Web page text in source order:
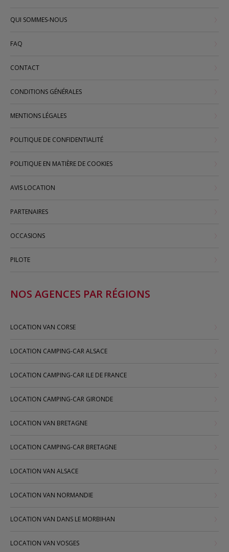
QUI SOMMES-NOUS
FAQ
CONTACT
CONDITIONS GÉNÉRALES
MENTIONS LÉGALES
POLITIQUE DE CONFIDENTIALITÉ
POLITIQUE EN MATIÈRE DE COOKIES
AVIS LOCATION
PARTENAIRES
OCCASIONS
PILOTE
NOS AGENCES PAR RÉGIONS
LOCATION VAN CORSE
LOCATION CAMPING-CAR ALSACE
LOCATION CAMPING-CAR ILE DE FRANCE
LOCATION CAMPING-CAR GIRONDE
LOCATION VAN BRETAGNE
LOCATION CAMPING-CAR BRETAGNE
LOCATION VAN ALSACE
LOCATION VAN NORMANDIE
LOCATION VAN DANS LE MORBIHAN
LOCATION VAN VOSGES